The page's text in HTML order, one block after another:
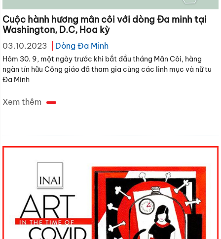
Cuộc hành hương mân côi với dòng Đa minh tại
Washington, D.C, Hoa kỳ
03.10.2023 Dòng Đa Minh
Hôm 30. 9, một ngày trước khi bắt đầu tháng Mân Côi, hàng
ngàn tín hữu Công giáo đã tham gia cùng các linh mục và nữ tu
Đa Minh
Xem thêm